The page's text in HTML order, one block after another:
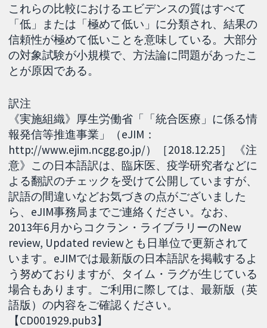
これらの比較におけるエビデンスの質はすべて
「低」または「極めて低い」に分類され、結果の
信頼性が極めて低いことを意味している。大部分
の対象試験が小規模で、方法論に問題があったこ
とが原因である。
訳注
《実施組織》厚生労働省「「統合医療」に係る情
報発信等推進事業」（eJIM：
http://www.ejim.ncgg.go.jp/）［2018.12.25］ 《注
意》この日本語訳は、臨床医、疫学研究者などに
よる翻訳のチェックを受けて公開していますが、
訳語の間違いなどお気づきの点がございました
ら、eJIM事務局までご連絡ください。なお、
2013年6月からコクラン・ライブラリーのNew
review, Updated reviewとも日単位で更新されて
います。eJIMでは最新版の日本語訳を掲載するよ
う努めておりますが、タイム・ラグが生じている
場合もあります。ご利用に際しては、最新版（英
語版）の内容をご確認ください。
【CD001929.pub3】